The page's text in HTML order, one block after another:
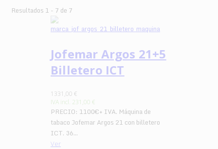
Resultados 1 - 7 de 7
Jofemar Argos 21+5
Billetero ICT
1331,00 €
IVA incl. 231,00 €
PRECIO: 1100€+ IVA. Máquina de
tabaco Jofemar Argos 21 con billetero
ICT. 36...
Ver